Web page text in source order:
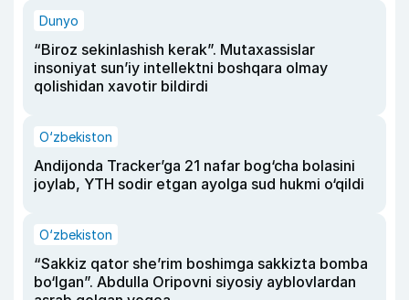
Dunyo
“Biroz sekinlashish kerak”. Mutaxassislar
insoniyat sun’iy intellektni boshqara olmay
qolishidan xavotir bildirdi
O‘zbekiston
Andijonda Tracker’ga 21 nafar bog‘cha bolasini
joylab, YTH sodir etgan ayolga sud hukmi o‘qildi
O‘zbekiston
“Sakkiz qator she’rim boshimga sakkizta bomba
bo‘lgan”. Abdulla Oripovni siyosiy ayblovlardan